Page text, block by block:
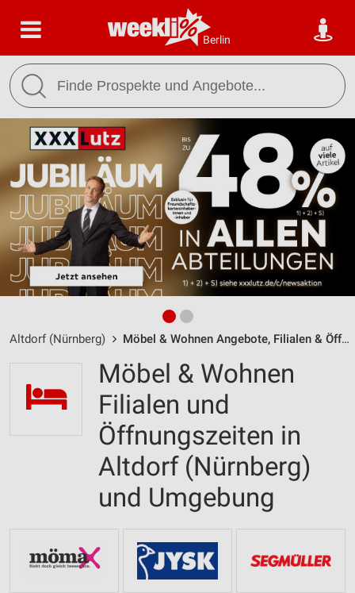
Berlin
Altdorf (Nürnberg) Möbel & Wohnen Angebote, Filialen & Öffnungszeiten
Möbel & Wohnen
Filialen und
Öffnungszeiten in
Altdorf (Nürnberg)
und Umgebung